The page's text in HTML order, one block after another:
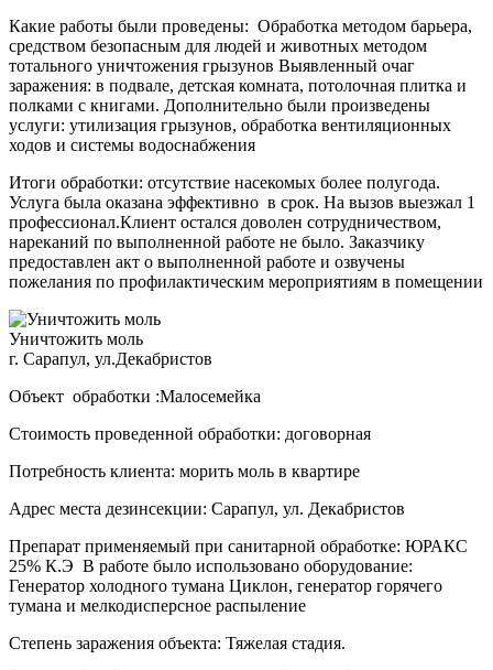
Какие работы были проведены: Обработка методом барьера,
средством безопасным для людей и животных методом
тотального уничтожения грызунов Выявленный очаг
заражения: в подвале, детская комната, потолочная плитка и
полками с книгами. Дополнительно были произведены
услуги: утилизация грызунов, обработка вентиляционных
ходов и системы водоснабжения
Итоги обработки: отсутствие насекомых более полугода.
Услуга была оказана эффективно в срок. На вызов выезжал 1
профессионал.Клиент остался доволен сотрудничеством,
нареканий по выполненной работе не было. Заказчику
предоставлен акт о выполненной работе и озвучены
пожелания по профилактическим мероприятиям в помещении
Уничтожить моль
г. Сарапул, ул.Декабристов
Объект обработки :Малосемейка
Стоимость проведенной обработки: договорная
Потребность клиента: морить моль в квартире
Адрес места дезинсекции: Сарапул, ул. Декабристов
Препарат применяемый при санитарной обработке: ЮРАКС
25% К.Э В работе было использовано оборудование:
Генератор холодного тумана Циклон, генератор горячего
тумана и мелкодисперсное распыление
Степень заражения объекта: Тяжелая стадия.